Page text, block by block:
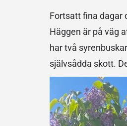
Fortsatt fina dagar
Häggen är på väg
har två
självsådda skott.